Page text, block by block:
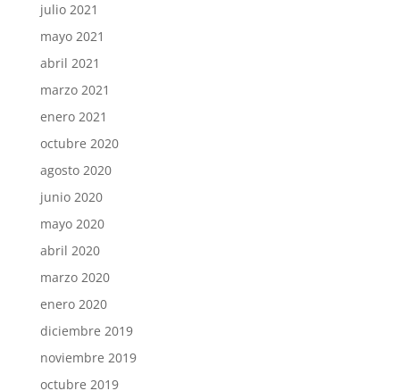
julio 2021
mayo 2021
abril 2021
marzo 2021
enero 2021
octubre 2020
agosto 2020
junio 2020
mayo 2020
abril 2020
marzo 2020
enero 2020
diciembre 2019
noviembre 2019
octubre 2019